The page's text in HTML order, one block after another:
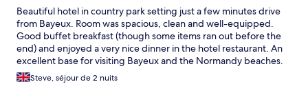
Beautiful hotel in country park setting just a few minutes drive
from Bayeux. Room was spacious, clean and well-equipped.
Good buffet breakfast (though some items ran out before the
end) and enjoyed a very nice dinner in the hotel restaurant. An
excellent base for visiting Bayeux and the Normandy beaches.
Steve, séjour de 2 nuits